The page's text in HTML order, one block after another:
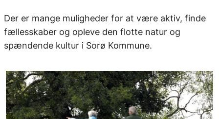
Der er mange muligheder for at være aktiv, finde
fællesskaber og opleve den flotte natur og
spændende kultur i Sorø Kommune.